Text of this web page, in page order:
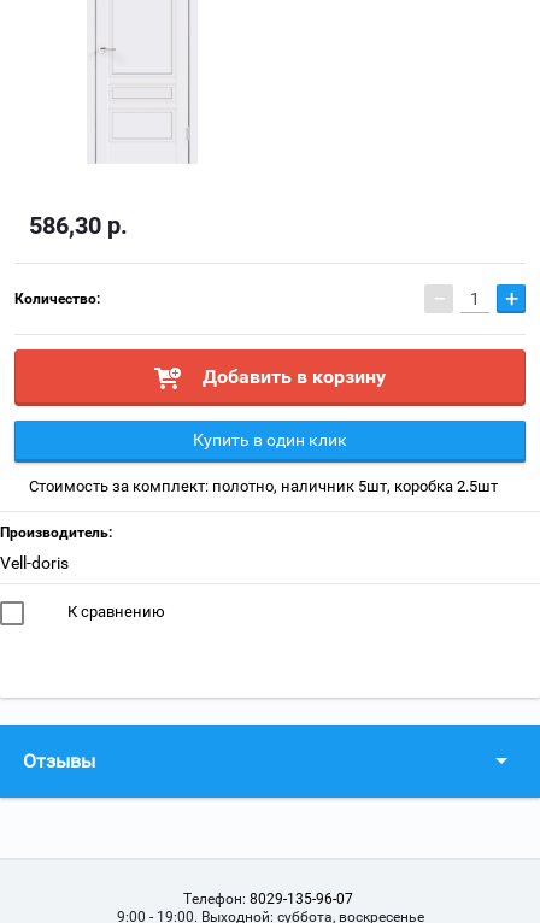
586,30 р.
Количество: − +
Добавить в корзину
Купить в один клик
Стоимость за комплект: полотно, наличник 5шт, коробка 2.5шт
Производитель:
Vell-doris
К сравнению
Отзывы
Телефон: 8029-135-96-07
9:00 - 19:00. Выходной: суббота, воскресенье